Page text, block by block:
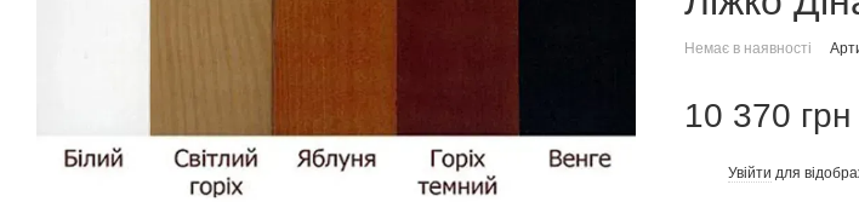
Немає в наявності
10 370 грн
Увійти для